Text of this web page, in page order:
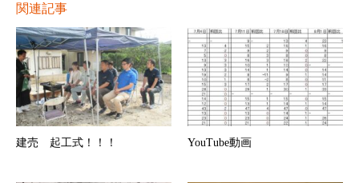
関連記事
建売 起工式！！！ YouTube動画